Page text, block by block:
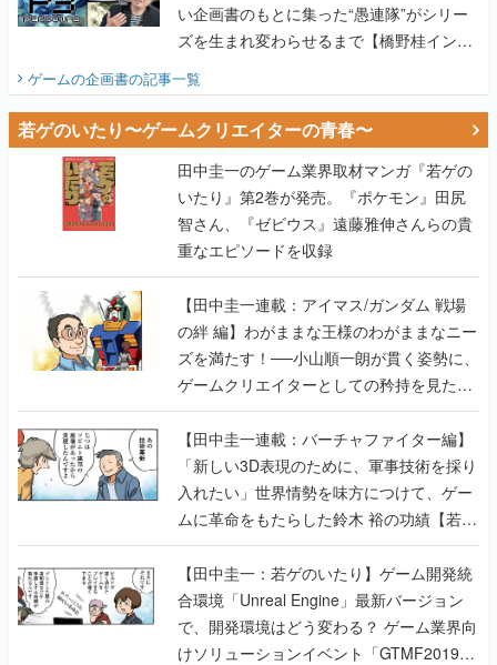
い企画書のもとに集った“愚連隊”がシリー
ズを生まれ変わらせるまで【橋野桂インタ
ゲームの企画書の記事一覧
若ゲのいたり〜ゲームクリエイターの青春〜
田中圭一のゲーム業界取材マンガ『若ゲの
いたり』第2巻が発売。『ポケモン』田尻
智さん、『ゼビウス』遠藤雅伸さんらの貴
重なエピソードを収録
【田中圭一連載：アイマス/ガンダム 戦場
の絆 編】わがままな王様のわがままなニー
ズを満たす！──小山順一朗が貫く姿勢に、
ゲームクリエイターとしての矜持を見た
【若ゲのいたり最終回】
【田中圭一連載：バーチャファイター編】
「新しい3D表現のために、軍事技術を採り
入れたい」世界情勢を味方につけて、ゲー
ムに革命をもたらした鈴木 裕の功績【若ゲ
のいたり】
【田中圭一：若ゲのいたり】ゲーム開発統
合環境「Unreal Engine」最新バージョン
で、開発環境はどう変わる？ ゲーム業界向
けソリューションイベント「GTMF2019」